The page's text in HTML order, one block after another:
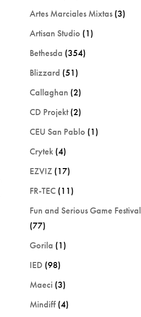
Artes Marciales Mixtas (3)
Artisan Studio (1)
Bethesda (354)
Blizzard (51)
Callaghan (2)
CD Projekt(2)
CEU San Pablo (1)
Crytek (4)
EZVIZ (17)
FR-TEC (11)
Fun and Serious Game Festival
(77)
Gorila (1)
IED (98)
Maeci (3)
Mindiff (4)